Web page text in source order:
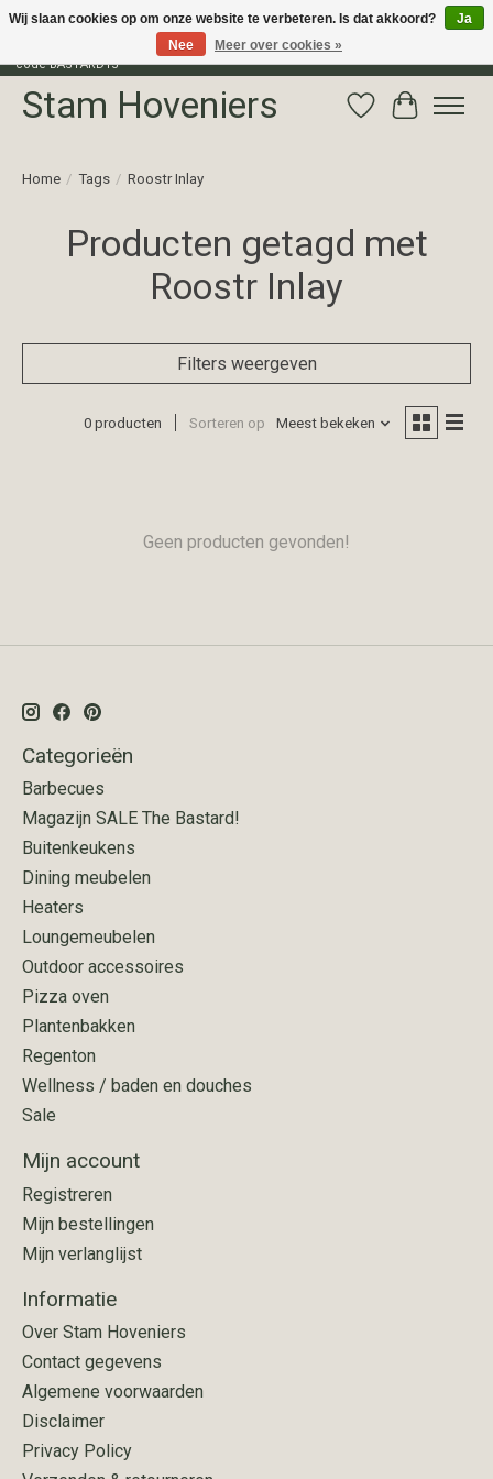
Profiteer van 15% korting op het gehele assortiment van The Bastard met
code BASTARD15
Stam Hoveniers Verlanglijst
Home / Tags / Roostr Inlay
Producten getagd met
Roostr Inlay
Filters weergeven
0 producten Sorteren op Meest bekeken
Geen producten gevonden!
Categorieën
Barbecues
Magazijn SALE The Bastard!
Buitenkeukens
Dining meubelen
Heaters
Loungemeubelen
Outdoor accessoires
Pizza oven
Plantenbakken
Regenton
Wellness / baden en douches
Sale
Mijn account
Registreren
Mijn bestellingen
Mijn verlanglijst
Informatie
Over Stam Hoveniers
Contact gegevens
Algemene voorwaarden
Disclaimer
Privacy Policy
Wij slaan cookies op om onze website te verbeteren. Is dat akkoord?
Ja
Nee
Meer over cookies »